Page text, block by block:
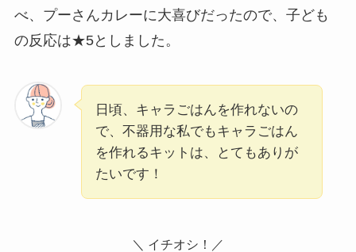
べ、プーさんカレーに大喜びだったので、子ども
の反応は★5としました。
日頃、キャラごはんを作れないの
で、不器用な私でもキャラごはん
を作れるキットは、とてもありが
たいです！
＼ イチオシ！／